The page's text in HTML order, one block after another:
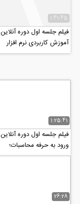
1:41:45
فیلم جلسه اول دوره آنلاین
آموزش کاربردی نرم افزار
PLAXIS 2D 2020
1:25:41
فیلم جلسه اول دوره آنلاین
ورود به حرفه محاسبات؛
آیین نامه ۲۸۰۰+ بارگذاری
26:28